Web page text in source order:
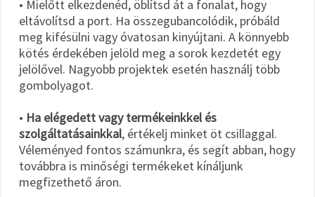
• Mielőtt elkezdenéd, öblítsd át a fonalat, hogy
eltávolítsd a port. Ha összegubancolódik, próbáld
meg kifésülni vagy óvatosan kinyújtani. A könnyebb
kötés érdekében jelöld meg a sorok kezdetét egy
jelölővel. Nagyobb projektek esetén használj több
gombolyagot.
• Ha elégedett vagy termékeinkkel és
szolgáltatásainkkal, értékelj minket öt csillaggal.
Véleményed fontos számunkra, és segít abban, hogy
továbbra is minőségi termékeket kínáljunk
megfizethető áron.